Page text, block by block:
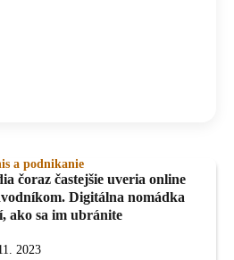
a podnikanie
čoraz častejšie uveria online
Digitálna nomádka
ako sa im ubránite
2023